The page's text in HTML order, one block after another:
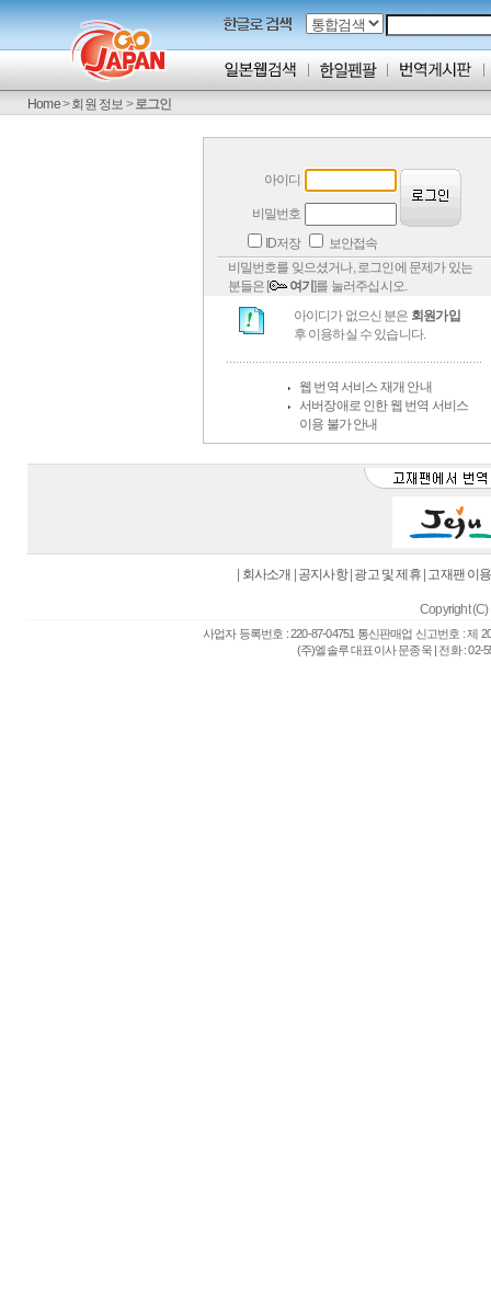
Home>회원 정보 >로그인
아이디
비밀번호
ID저장
보안접속
비밀번호를 잊으셨거나, 로그인에 문제가 있는
분들은 [
여기]를 눌러주십시오.
아이디가 없으신 분은 회원가입
후 이용하실 수 있습니다.
웹 번역 서비스 재개 안내
서버장애로 인한 웹 번역 서비스
이용 불가 안내
회사소개 공지사항| 광고 및 제휴| 고재팬 이
Copyright (C)
사업자 등록번호 : 220-87-04751 통신판매업 신고번호 : 제
(주)엘솔루 대표이사 문종욱 | 전화 : 02-